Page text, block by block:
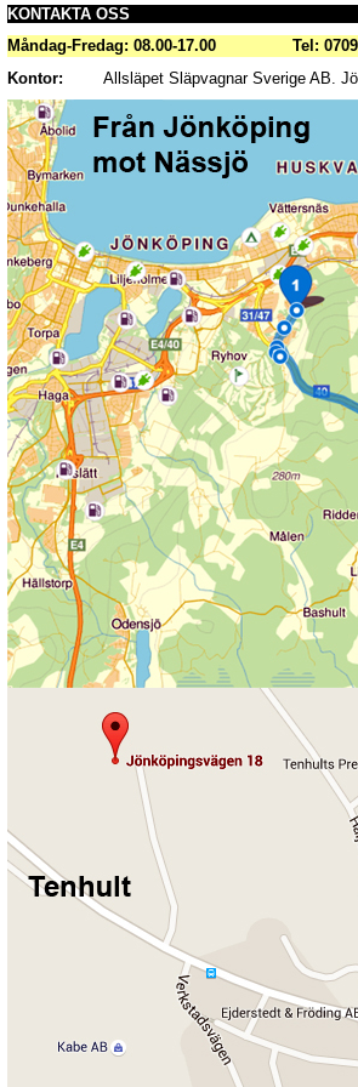
KONTAKTA OSS
Måndag-Fredag: 08.00-17.00
Tel:
Kontor:
Allsläpet Släpvagnar Sverige AB.